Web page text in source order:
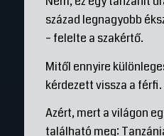
század legnagyobb
– felelte a szakértő.
Mitől ennyire
kérdezett vissza a férfi.
Azért, mert a világon
található meg: